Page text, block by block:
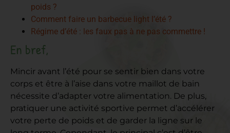
poids ?
Comment faire un barbecue light l’été ?
Régime d’été : les faux pas à ne pas commettre !
En bref,
Mincir avant l’été pour se sentir bien dans votre
corps et être à l’aise dans votre maillot de bain
nécessite d’adapter votre alimentation. De plus,
pratiquer une activité sportive permet d’accélérer
votre perte de poids et de garder la ligne sur le